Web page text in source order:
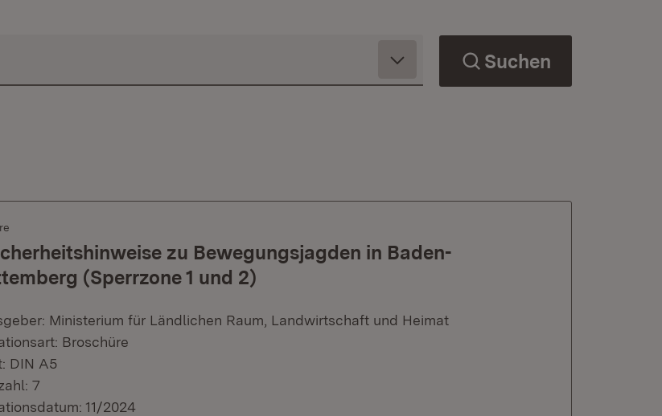
Suchen
zu Bewegungsjagden in Baden-
(Sperrzone 1 und 2)
Ministerium für Ländlichen Raum, Landwirtschaft und Heimat
Broschüre
DIN A5
7
11/2024